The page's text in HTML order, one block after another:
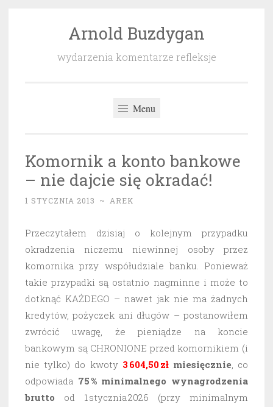
Arnold Buzdygan
wydarzenia komentarze refleksje
Menu
Komornik a konto bankowe
– nie dajcie się okradać!
1 STYCZNIA 2013 ~ AREK
Przeczytałem dzisiaj o kolejnym przypadku
okradzenia niczemu niewinnej osoby przez
komornika przy współudziale banku. Ponieważ
takie przypadki są ostatnio nagminne i może to
dotknąć KAŻDEGO – nawet jak nie ma żadnych
kredytów, pożyczek ani długów – postanowiłem
zwrócić uwagę, że pieniądze na koncie
bankowym są CHRONIONE przed komornikiem (i
nie tylko) do kwoty 3 604,50 złmiesięcznie, co
odpowiada 75 % minimalnego wynagrodzenia
brutto od 1 stycznia 2026 (przy minimalnym